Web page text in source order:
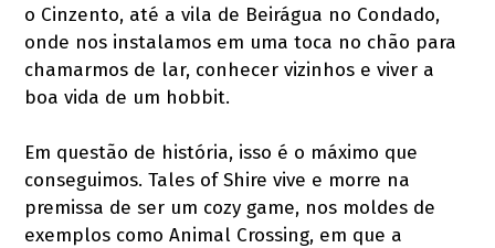
o Cinzento, até a vila de Beirágua no Condado,
onde nos instalamos em uma toca no chão para
chamarmos de lar, conhecer vizinhos e viver a
boa vida de um hobbit.
Em questão de história, isso é o máximo que
conseguimos. Tales of Shire vive e morre na
premissa de ser um cozy game, nos moldes de
exemplos como Animal Crossing, em que a